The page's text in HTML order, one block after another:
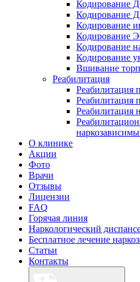
Кодирование
Кодирование
Кодирование
Кодирование
Кодирование
Кодирование
Вшивание
Реабилитация
Реабилитация
Реабилитация
Реабилитация
О клинике
Акции
Фото
Врачи
Отзывы
Лицензии
FAQ
Горячая линия
Наркологический
Бесплатное лечение
Статьи
Контакты